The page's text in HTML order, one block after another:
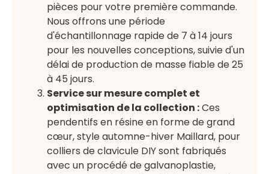
pièces pour votre première commande.
Nous offrons une période
d'échantillonnage rapide de 7 à 14 jours
pour les nouvelles conceptions, suivie d'un
délai de production de masse fiable de 25
à 45 jours.
Service sur mesure complet et
optimisation de la collection :Ces
pendentifs en résine en forme de grand
cœur, style automne-hiver Maillard, pour
colliers de clavicule DIY sont fabriqués
avec un procédé de galvanoplastie,